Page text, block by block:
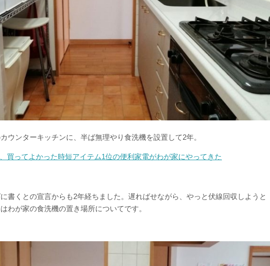
ウンターキッチンに、半ば無理やり食洗機を設置して2年。
買ってよかった時短アイテム1位の便利家電がわが家にやってきた
書くとの宣言からも2年経ちました。遅ればせながら、やっと伏線回収しようと
わが家の食洗機の置き場所についてです。